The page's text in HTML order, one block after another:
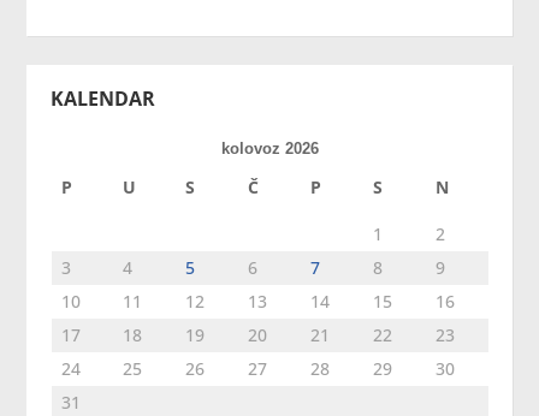
KALENDAR
kolovoz 2026
P U S Č P S N
1
2
3
4 5 6 7 8
9
10
11 12 13 14 15
16
17
18 19 20 21 22
23
24
25 26 27 28 29
30
31